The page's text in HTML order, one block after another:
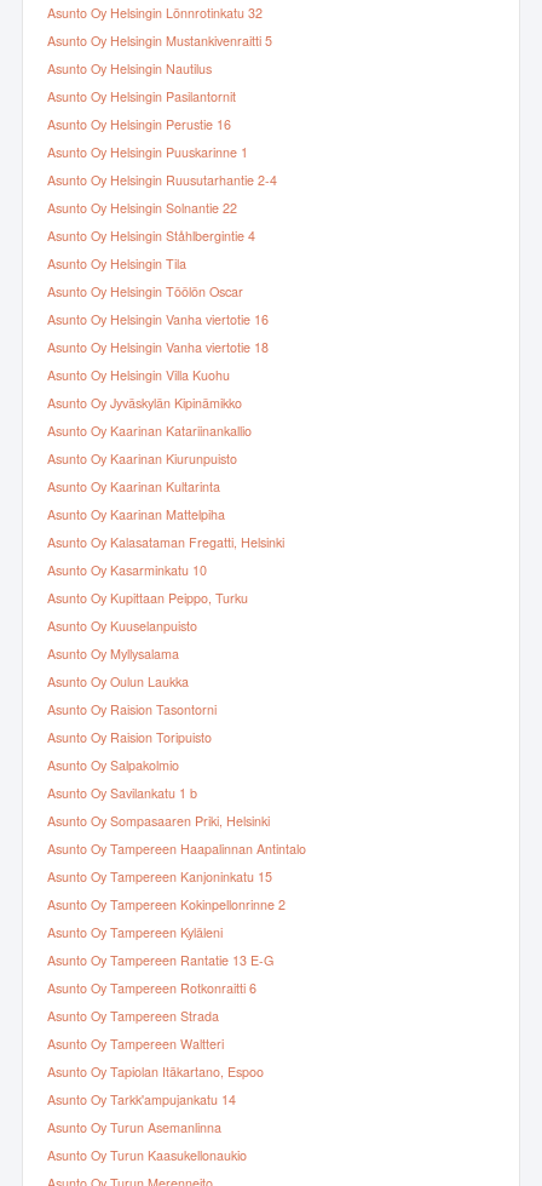
Asunto Oy Helsingin Lönnrotinkatu 32
Asunto Oy Helsingin Mustankivenraitti 5
Asunto Oy Helsingin Nautilus
Asunto Oy Helsingin Pasilantornit
Asunto Oy Helsingin Perustie 16
Asunto Oy Helsingin Puuskarinne 1
Asunto Oy Helsingin Ruusutarhantie 2-4
Asunto Oy Helsingin Solnantie 22
Asunto Oy Helsingin Ståhlbergintie 4
Asunto Oy Helsingin Tila
Asunto Oy Helsingin Töölön Oscar
Asunto Oy Helsingin Vanha viertotie 16
Asunto Oy Helsingin Vanha viertotie 18
Asunto Oy Helsingin Villa Kuohu
Asunto Oy Jyväskylän Kipinämikko
Asunto Oy Kaarinan Katariinankallio
Asunto Oy Kaarinan Kiurunpuisto
Asunto Oy Kaarinan Kultarinta
Asunto Oy Kaarinan Mattelpiha
Asunto Oy Kalasataman Fregatti, Helsinki
Asunto Oy Kasarminkatu 10
Asunto Oy Kupittaan Peippo, Turku
Asunto Oy Kuuselanpuisto
Asunto Oy Myllysalama
Asunto Oy Oulun Laukka
Asunto Oy Raision Tasontorni
Asunto Oy Raision Toripuisto
Asunto Oy Salpakolmio
Asunto Oy Savilankatu 1 b
Asunto Oy Sompasaaren Priki, Helsinki
Asunto Oy Tampereen Haapalinnan Antintalo
Asunto Oy Tampereen Kanjoninkatu 15
Asunto Oy Tampereen Kokinpellonrinne 2
Asunto Oy Tampereen Kyläleni
Asunto Oy Tampereen Rantatie 13 E-G
Asunto Oy Tampereen Rotkonraitti 6
Asunto Oy Tampereen Strada
Asunto Oy Tampereen Waltteri
Asunto Oy Tapiolan Itäkartano, Espoo
Asunto Oy Tarkk'ampujankatu 14
Asunto Oy Turun Asemanlinna
Asunto Oy Turun Kaasukellonaukio